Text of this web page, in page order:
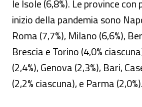
le Isole (6,8%). Le province con
inizio della pandemia sono
Roma (7,7%), Milano (6,6%),
Brescia e Torino (4,0%
(2,4%), Genova (2,3%), Bari,
(2,2% ciascuna), e Parma (2,0%).